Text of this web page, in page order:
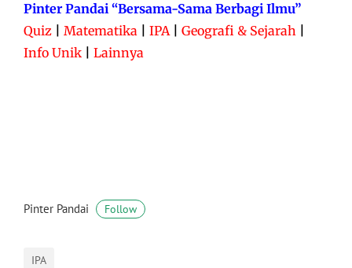
Pinter Pandai “Bersama-Sama Berbagi Ilmu”
Quiz
Matematika IPA| Geografi & Sejarah
Info Unik
Lainnya
Pinter Pandai Follow
IPA